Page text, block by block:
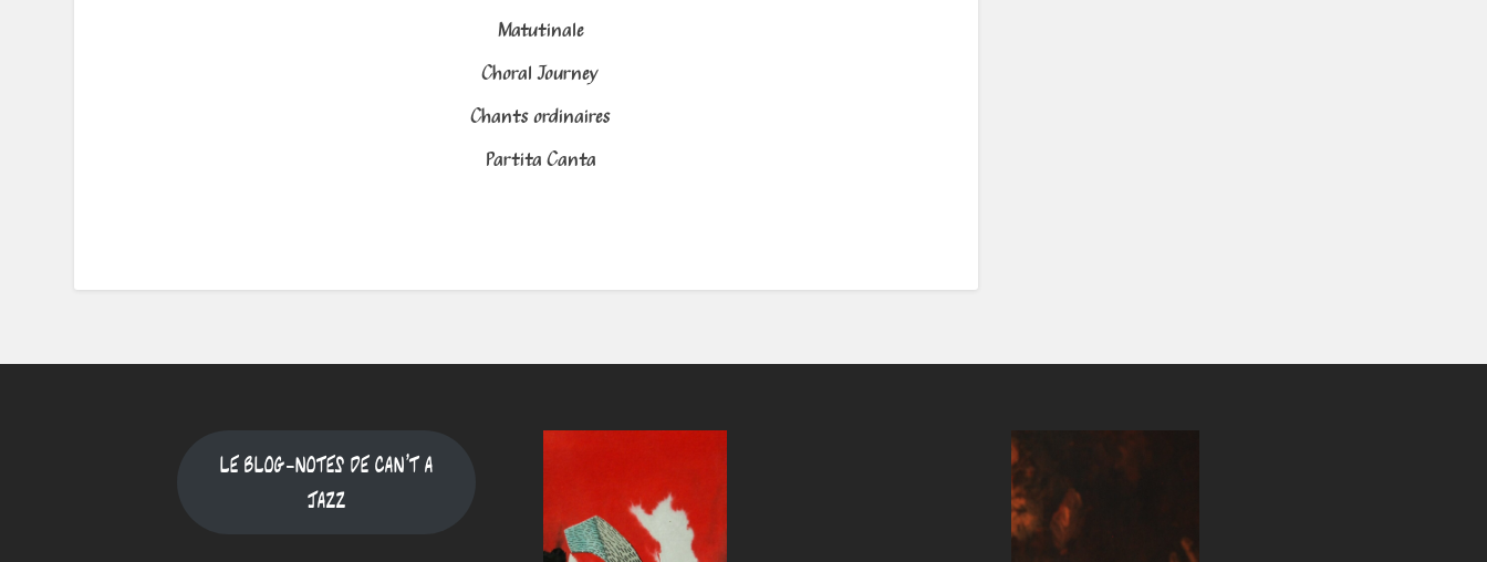
Matutinale
Choral Journey
Chants ordinaires
Partita Canta
Le blog-notes de Can't a
jazz